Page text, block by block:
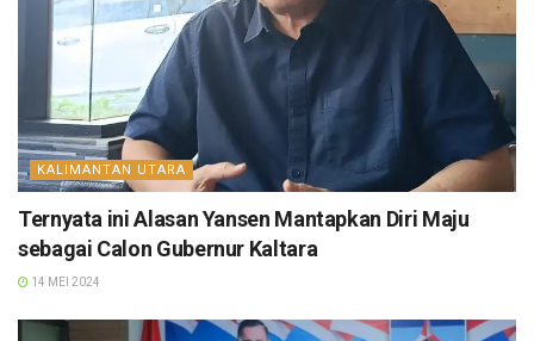
KALIMANTAN UTARA
Ternyata ini Alasan Yansen Mantapkan Diri Maju
sebagai Calon Gubernur Kaltara
14 MEI 2024